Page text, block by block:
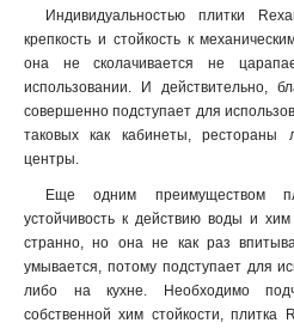
Индивидуальностью плитки
крепкость и стойкость к
она не сколачивается не
использовании. И действительно,
совершенно подступает для
таковых как кабинеты, рестораны
центры.
Еще одним преимуществом
устойчивость к действию воды и
странно, но она не как раз
умывается, потому подступает для
либо на кухне. Необходимо
собственной хим стойкости, плитка